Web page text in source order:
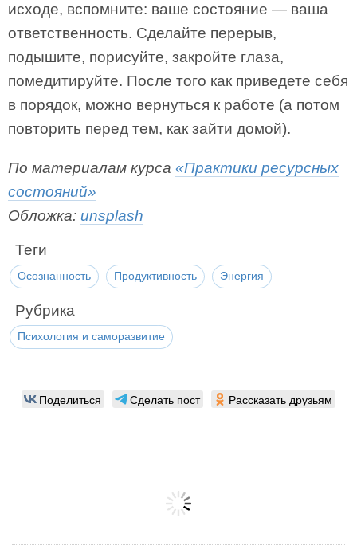
исходе, вспомните: ваше состояние — ваша
ответственность. Сделайте перерыв,
подышите, порисуйте, закройте глаза,
помедитируйте. После того как приведете себя
в порядок, можно вернуться к работе (а потом
повторить перед тем, как зайти домой).
По материалам курса «Практики ресурсных
состояний»
Обложка: unsplash
Теги
Осознанность Продуктивность Энергия
Рубрика
Психология и саморазвитие
Поделиться Сделать пост Рассказать друзьям